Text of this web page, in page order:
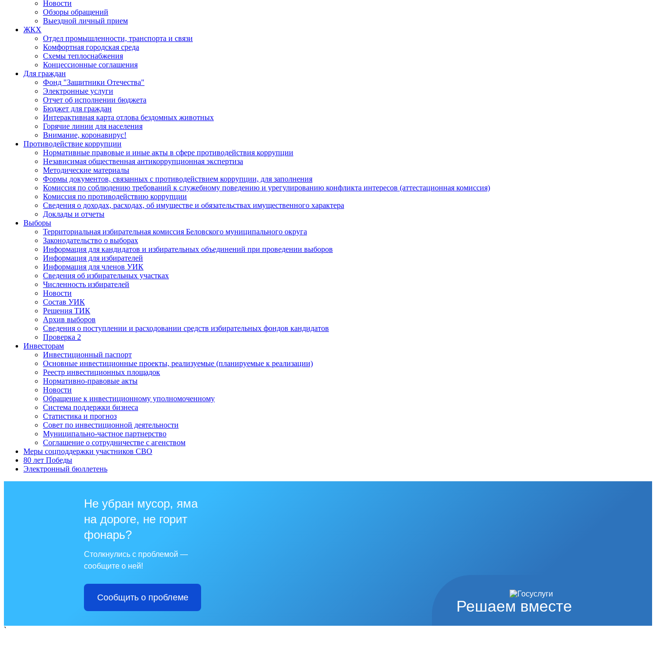
Новости
Обзоры обращений
Выездной личный прием
ЖКХ
Отдел промышленности, транспорта и связи
Комфортная городская среда
Схемы теплоснабжения
Концессионные соглашения
Для граждан
Фонд "Защитники Отечества"
Электронные услуги
Отчет об исполнении бюджета
Бюджет для граждан
Интерактивная карта отлова бездомных животных
Горячие линии для населения
Внимание, коронавирус!
Противодействие коррупции
Нормативные правовые и иные акты в сфере противодействия коррупции
Независимая общественная антикоррупционная экспертиза
Методические материалы
Формы документов, связанных с противодействием коррупции, для заполнения
Комиссия по соблюдению требований к служебному поведению и урегулированию конфликта интересов (аттестационная комиссия)
Комиссия по противодействию коррупции
Сведения о доходах, расходах, об имуществе и обязательствах имущественного характера
Доклады и отчеты
Выборы
Территориальная избирательная комиссия Беловского муниципального округа
Законодательство о выборах
Информация для кандидатов и избирательных объединений при проведении выборов
Информация для избирателей
Информация для членов УИК
Сведения об избирательных участках
Численность избирателей
Новости
Состав УИК
Решения ТИК
Архив выборов
Сведения о поступлении и расходовании средств избирательных фондов кандидатов
Проверка 2
Инвесторам
Инвестиционный паспорт
Основные инвестиционные проекты, реализуемые (планируемые к реализации)
Реестр инвестиционных площадок
Нормативно-правовые акты
Новости
Обращение к инвестиционному уполномоченному
Система поддержки бизнеса
Статистика и прогноз
Совет по инвестиционной деятельности
Муниципально-частное партнерство
Соглашение о сотрудничестве с агенством
Меры соцподдержки участников СВО
80 лет Победы
Электронный бюллетень
Решаем вместе
Не убран мусор, яма
на дороге, не горит
фонарь?
Столкнулись с проблемой —
сообщите о ней!
Сообщить о проблеме
`